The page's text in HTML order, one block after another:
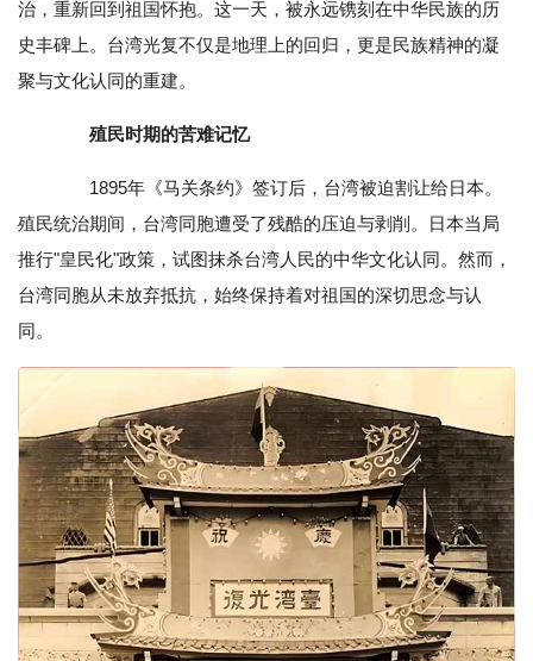
治，重新回到祖国怀抱。这一天，被永远镌刻在中华民族的历
史丰碑上。台湾光复不仅是地理上的回归，更是民族精神的凝
聚与文化认同的重建。
殖民时期的苦难记忆
1895年《马关条约》签订后，台湾被迫割让给日本。
殖民统治期间，台湾同胞遭受了残酷的压迫与剥削。日本当局
推行"皇民化"政策，试图抹杀台湾人民的中华文化认同。然而，
台湾同胞从未放弃抵抗，始终保持着对祖国的深切思念与认
同。